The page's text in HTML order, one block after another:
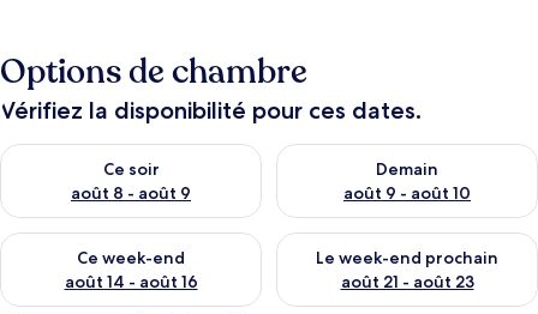
Options de chambre
Vérifiez la disponibilité pour ces dates.
Ce soir
août 8 - août 9
Vérifier la disponibilité pour ce soir août 8 - août 9
Demain
août 9 - août 10
Vérifier la disponibilité pour
Ce week-end
août 14 - août 16
Vérifier la disponibilité pour ce week-end août 14 - août 16
Le week-end prochain
août 21 - août 23
Vérifier la disponibilité pour